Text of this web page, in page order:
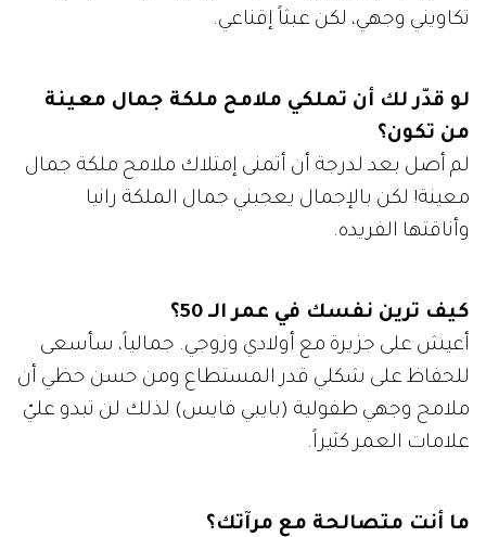
تكاويني وجهي، لكن عبثاً إقناعي.
لو قدّر لك أن تملكي ملامح ملكة جمال معينة
من تكون؟
لم أصل بعد لدرجة أن أتمنى إمتلاك ملامح ملكة جمال
معينة! لكن بالإجمال يعجبني جمال الملكة رانيا
وأناقتها الفريده.
كيف ترين نفسك في عمر الـ 50؟
أعيش على جزيرة مع أولادي وزوجي. جمالياً، سأسعى
للحفاظ على شكلي قدر المستطاع ومن حسن حظي أن
ملامح وجهي طفولية (بايبي فايس) لذلك لن تبدو عليّ
علامات العمر كثيراً.
ما أنت متصالحة مع مرآتك؟